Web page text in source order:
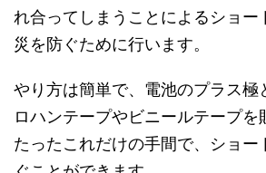
れ合ってしまうことによるショー
災を防ぐために行います。
やり方は簡単で、電池のプラス極
ロハンテープやビニールテープを
たったこれだけの手間で、ショー